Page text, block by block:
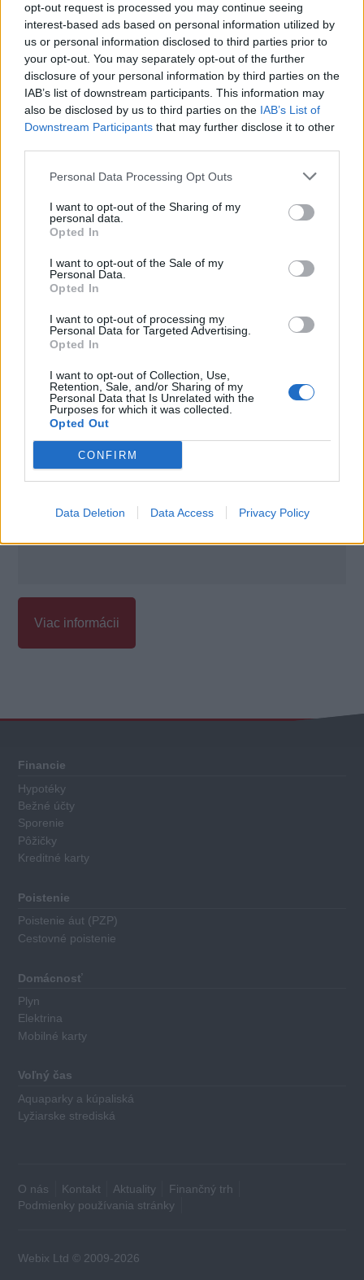
opt-out request is processed you may continue seeing
interest-based ads based on personal information utilized by
us or personal information disclosed to third parties prior to
your opt-out. You may separately opt-out of the further
disclosure of your personal information by third parties on the
IAB’s list of downstream participants. This information may
also be disclosed by us to third parties on the IAB’s List of
Downstream Participants that may further disclose it to other
Personal Data Processing Opt Outs
I want to opt-out of the Sharing of my
personal data.
Opted In
I want to opt-out of the Sale of my
Personal Data.
Opted In
I want to opt-out of processing my
Personal Data for Targeted Advertising.
Opted In
I want to opt-out of Collection, Use,
Retention, Sale, and/or Sharing of my
Personal Data that Is Unrelated with the
Purposes for which it was collected.
Opted Out
CONFIRM
Data Deletion Data Access Privacy Policy
Poznámky:
- bez poplatku pri aktívnom a pravidelnom
- predĺžená záruka a poistenie na zakúpený tovar,
Viac informácii
hodnotenie
Každá
kreditná
karta
má
priradené
body
nasledovné
kritéria:
Výška
poplatku
Základná
minimálneho
a
maximálneho
úrok
obdobia
Financie
Hypotéky
Bežné účty
Sporenie
Pôžičky
Kreditné karty
Poistenie
Poistenie áut (PZP)
Cestovné poistenie
Domácnosť
Plyn
Elektrina
Mobilné karty
Voľný čas
Aquaparky a kúpaliská
Lyžiarske strediská
O nás Kontakt Aktuality
Finančný trh
Podmienky používania stránky
Webix Ltd © 2009-2026